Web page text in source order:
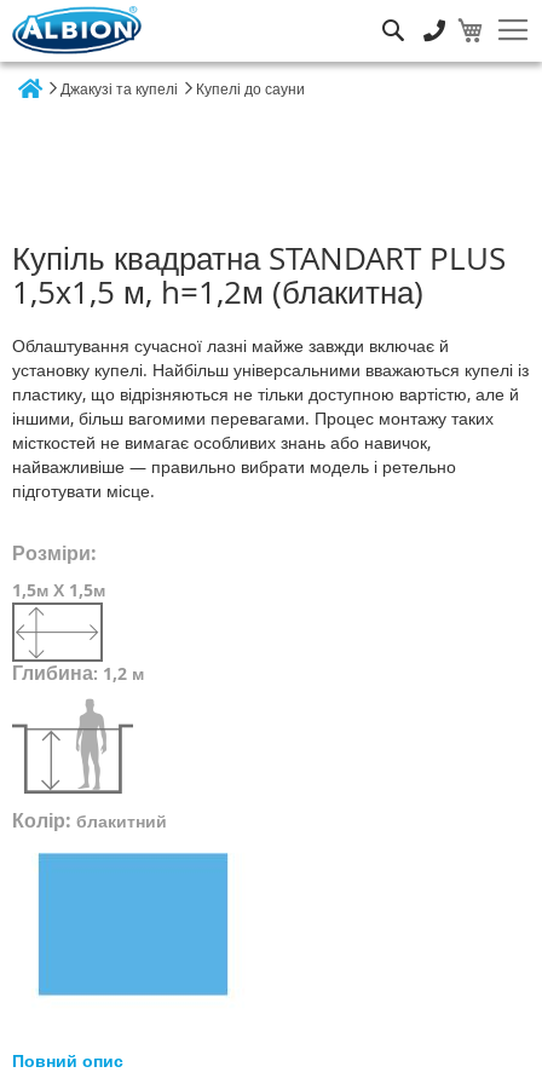
Джакузі та купелі Купелі до сауни
Купіль квадратна STANDART PLUS
1,5х1,5 м, h=1,2м (блакитна)
Облаштування сучасної лазні майже завжди включає й
установку купелі. Найбільш універсальними вважаються купелі із
пластику, що відрізняються не тільки доступною вартістю, але й
іншими, більш вагомими перевагами. Процес монтажу таких
місткостей не вимагає особливих знань або навичок,
найважливіше — правильно вибрати модель і ретельно
підготувати місце.
Розміри:
1,5м Х 1,5м
Глибина: 1,2 м
Колір: блакитний
Повний опис